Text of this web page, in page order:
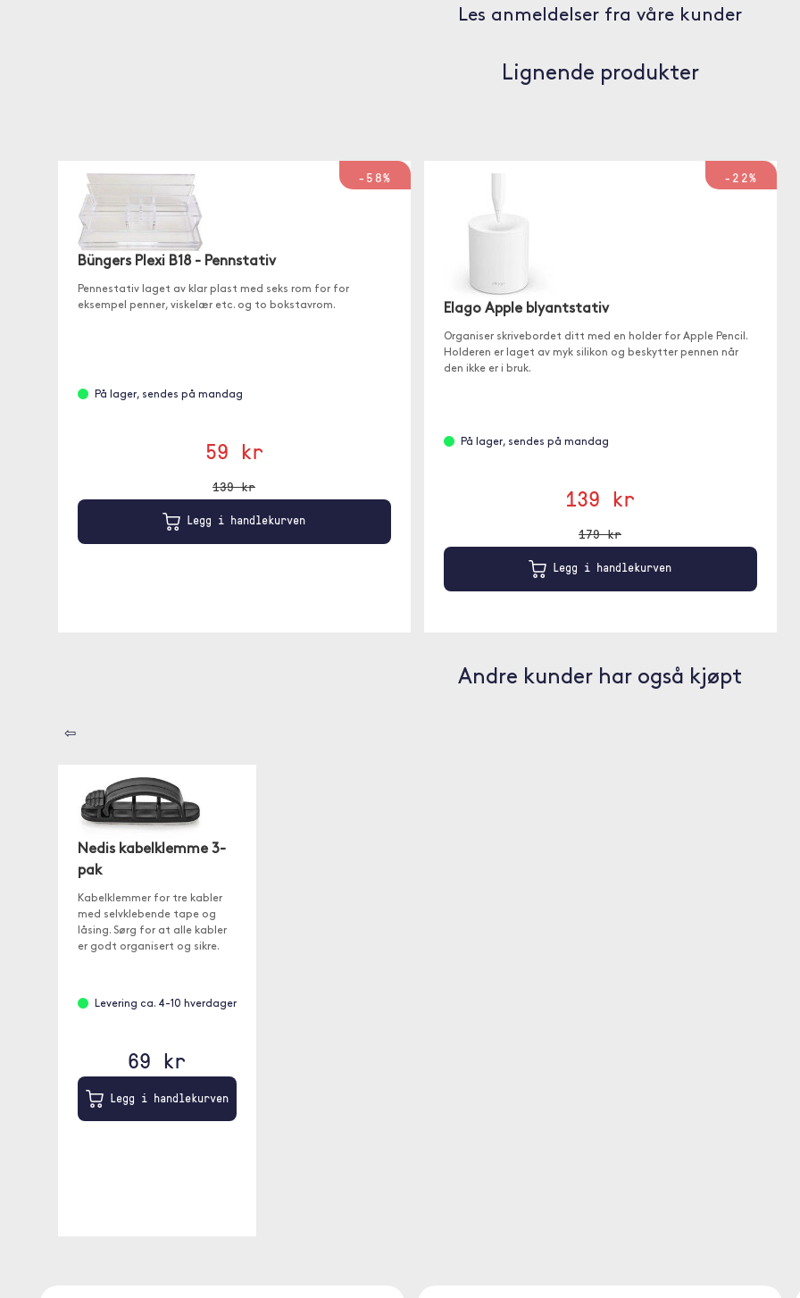
Les anmeldelser fra våre kunder
Lignende produkter
-58%
Büngers Plexi B18 - Pennstativ
Pennestativ laget av klar plast med seks rom for for
eksempel penner, viskelær etc. og to bokstavrom.
På lager, sendes på mandag
59 kr
139 kr
Legg i handlekurven
-22%
Elago Apple blyantstativ
Organiser skrivebordet ditt med en holder for Apple Pencil.
Holderen er laget av myk silikon og beskytter pennen når
den ikke er i bruk.
På lager, sendes på mandag
139 kr
179 kr
Legg i handlekurven
Andre kunder har også kjøpt
⇦
Nedis kabelklemme 3-
pak
Kabelklemmer for tre kabler
med selvklebende tape og
låsing. Sørg for at alle kabler
er godt organisert og sikre.
Levering ca. 4-10 hverdager
69 kr
Legg i handlekurven